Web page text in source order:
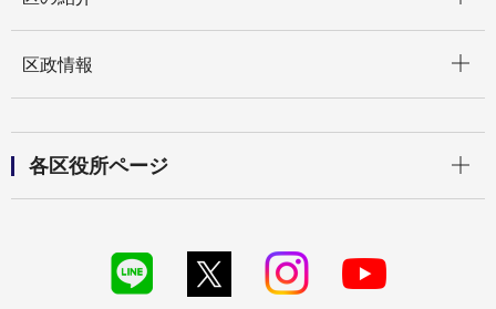
区政情報
各区役所ページ